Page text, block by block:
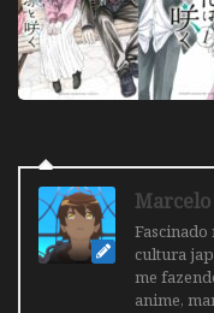
Fascinado
cultura
me
anime,